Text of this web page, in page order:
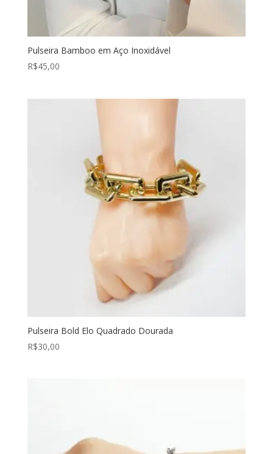
Pulseira Bamboo em Aço Inoxidável
R$45,00
Pulseira Bold Elo Quadrado Dourada
R$30,00